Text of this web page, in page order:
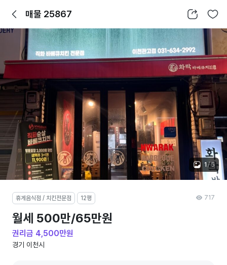
뒤로가기매물 25867 공유하기 찜하기
1 /5
휴게음식점 / 치킨전문점 12평
월세 500만/65만원
권리금 4,500만원
경기 이천시
717